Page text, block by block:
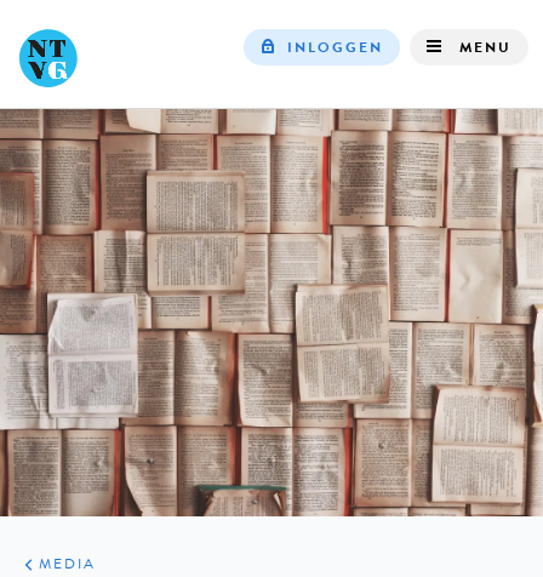
navigation
INLOGGEN MENU
ARTIKELEN
VARIA
MEDIA